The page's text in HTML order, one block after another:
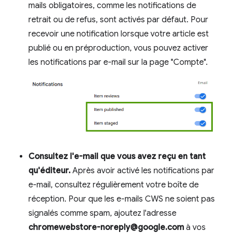
mails obligatoires, comme les notifications de
retrait ou de refus, sont activés par défaut. Pour
recevoir une notification lorsque votre article est
publié ou en préproduction, vous pouvez activer
les notifications par e-mail sur la page "Compte".
Consultez l'e-mail que vous avez reçu en tant
qu'éditeur. Après avoir activé les notifications par
e-mail, consultez régulièrement votre boîte de
réception. Pour que les e-mails CWS ne soient pas
signalés comme spam, ajoutez l'adresse
chromewebstore-noreply@google.com à vos